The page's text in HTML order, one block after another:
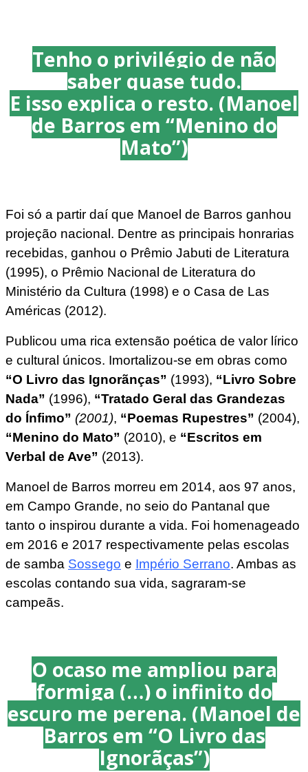
Tenho o privilégio de não
saber quase tudo.
E isso explica o resto. (Manoel
de Barros em “Menino do
Mato”)
Foi só a partir daí que Manoel de Barros ganhou
projeção nacional. Dentre as principais honrarias
recebidas, ganhou o Prêmio Jabuti de Literatura
(1995), o Prêmio Nacional de Literatura do
Ministério da Cultura (1998) e o Casa de Las
Américas (2012).
Publicou uma rica extensão poética de valor lírico
e cultural únicos. Imortalizou-se em obras como
“O Livro das Ignorãnças” (1993), “Livro Sobre
Nada” (1996), “Tratado Geral das Grandezas
do Ínfimo” (2001), “Poemas Rupestres” (2004),
“Menino do Mato” (2010), e “Escritos em
Verbal de Ave” (2013).
Manoel de Barros morreu em 2014, aos 97 anos,
em Campo Grande, no seio do Pantanal que
tanto o inspirou durante a vida. Foi homenageado
em 2016 e 2017 respectivamente pelas escolas
de samba Sossego e Império Serrano. Ambas as
escolas contando sua vida, sagraram-se
campeãs.
O ocaso me ampliou para
formiga (…) o infinito do
escuro me perena. (Manoel de
Barros em “O Livro das
Ignorãças”)